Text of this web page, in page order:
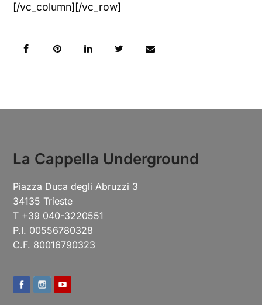
[/vc_column][/vc_row]
La Cappella Underground
Piazza Duca degli Abruzzi 3
34135 Trieste
T +39 040-3220551
P.I. 00556780328
C.F. 80016790323